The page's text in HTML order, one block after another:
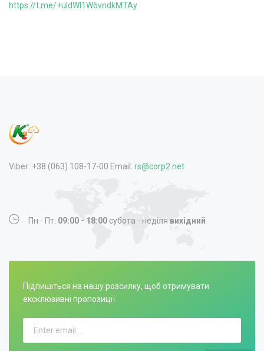
https://t.me/+uIdWI1W6vndkMTAy
Viber: +38 (063) 108-17-00 Email: rs@corp2.net
Пн - Пт: 09:00 - 18:00 субота - неділя вихідний
Підпишіться на нашу розсилку, щоб отримувати
ексклюзивні пропозиції.